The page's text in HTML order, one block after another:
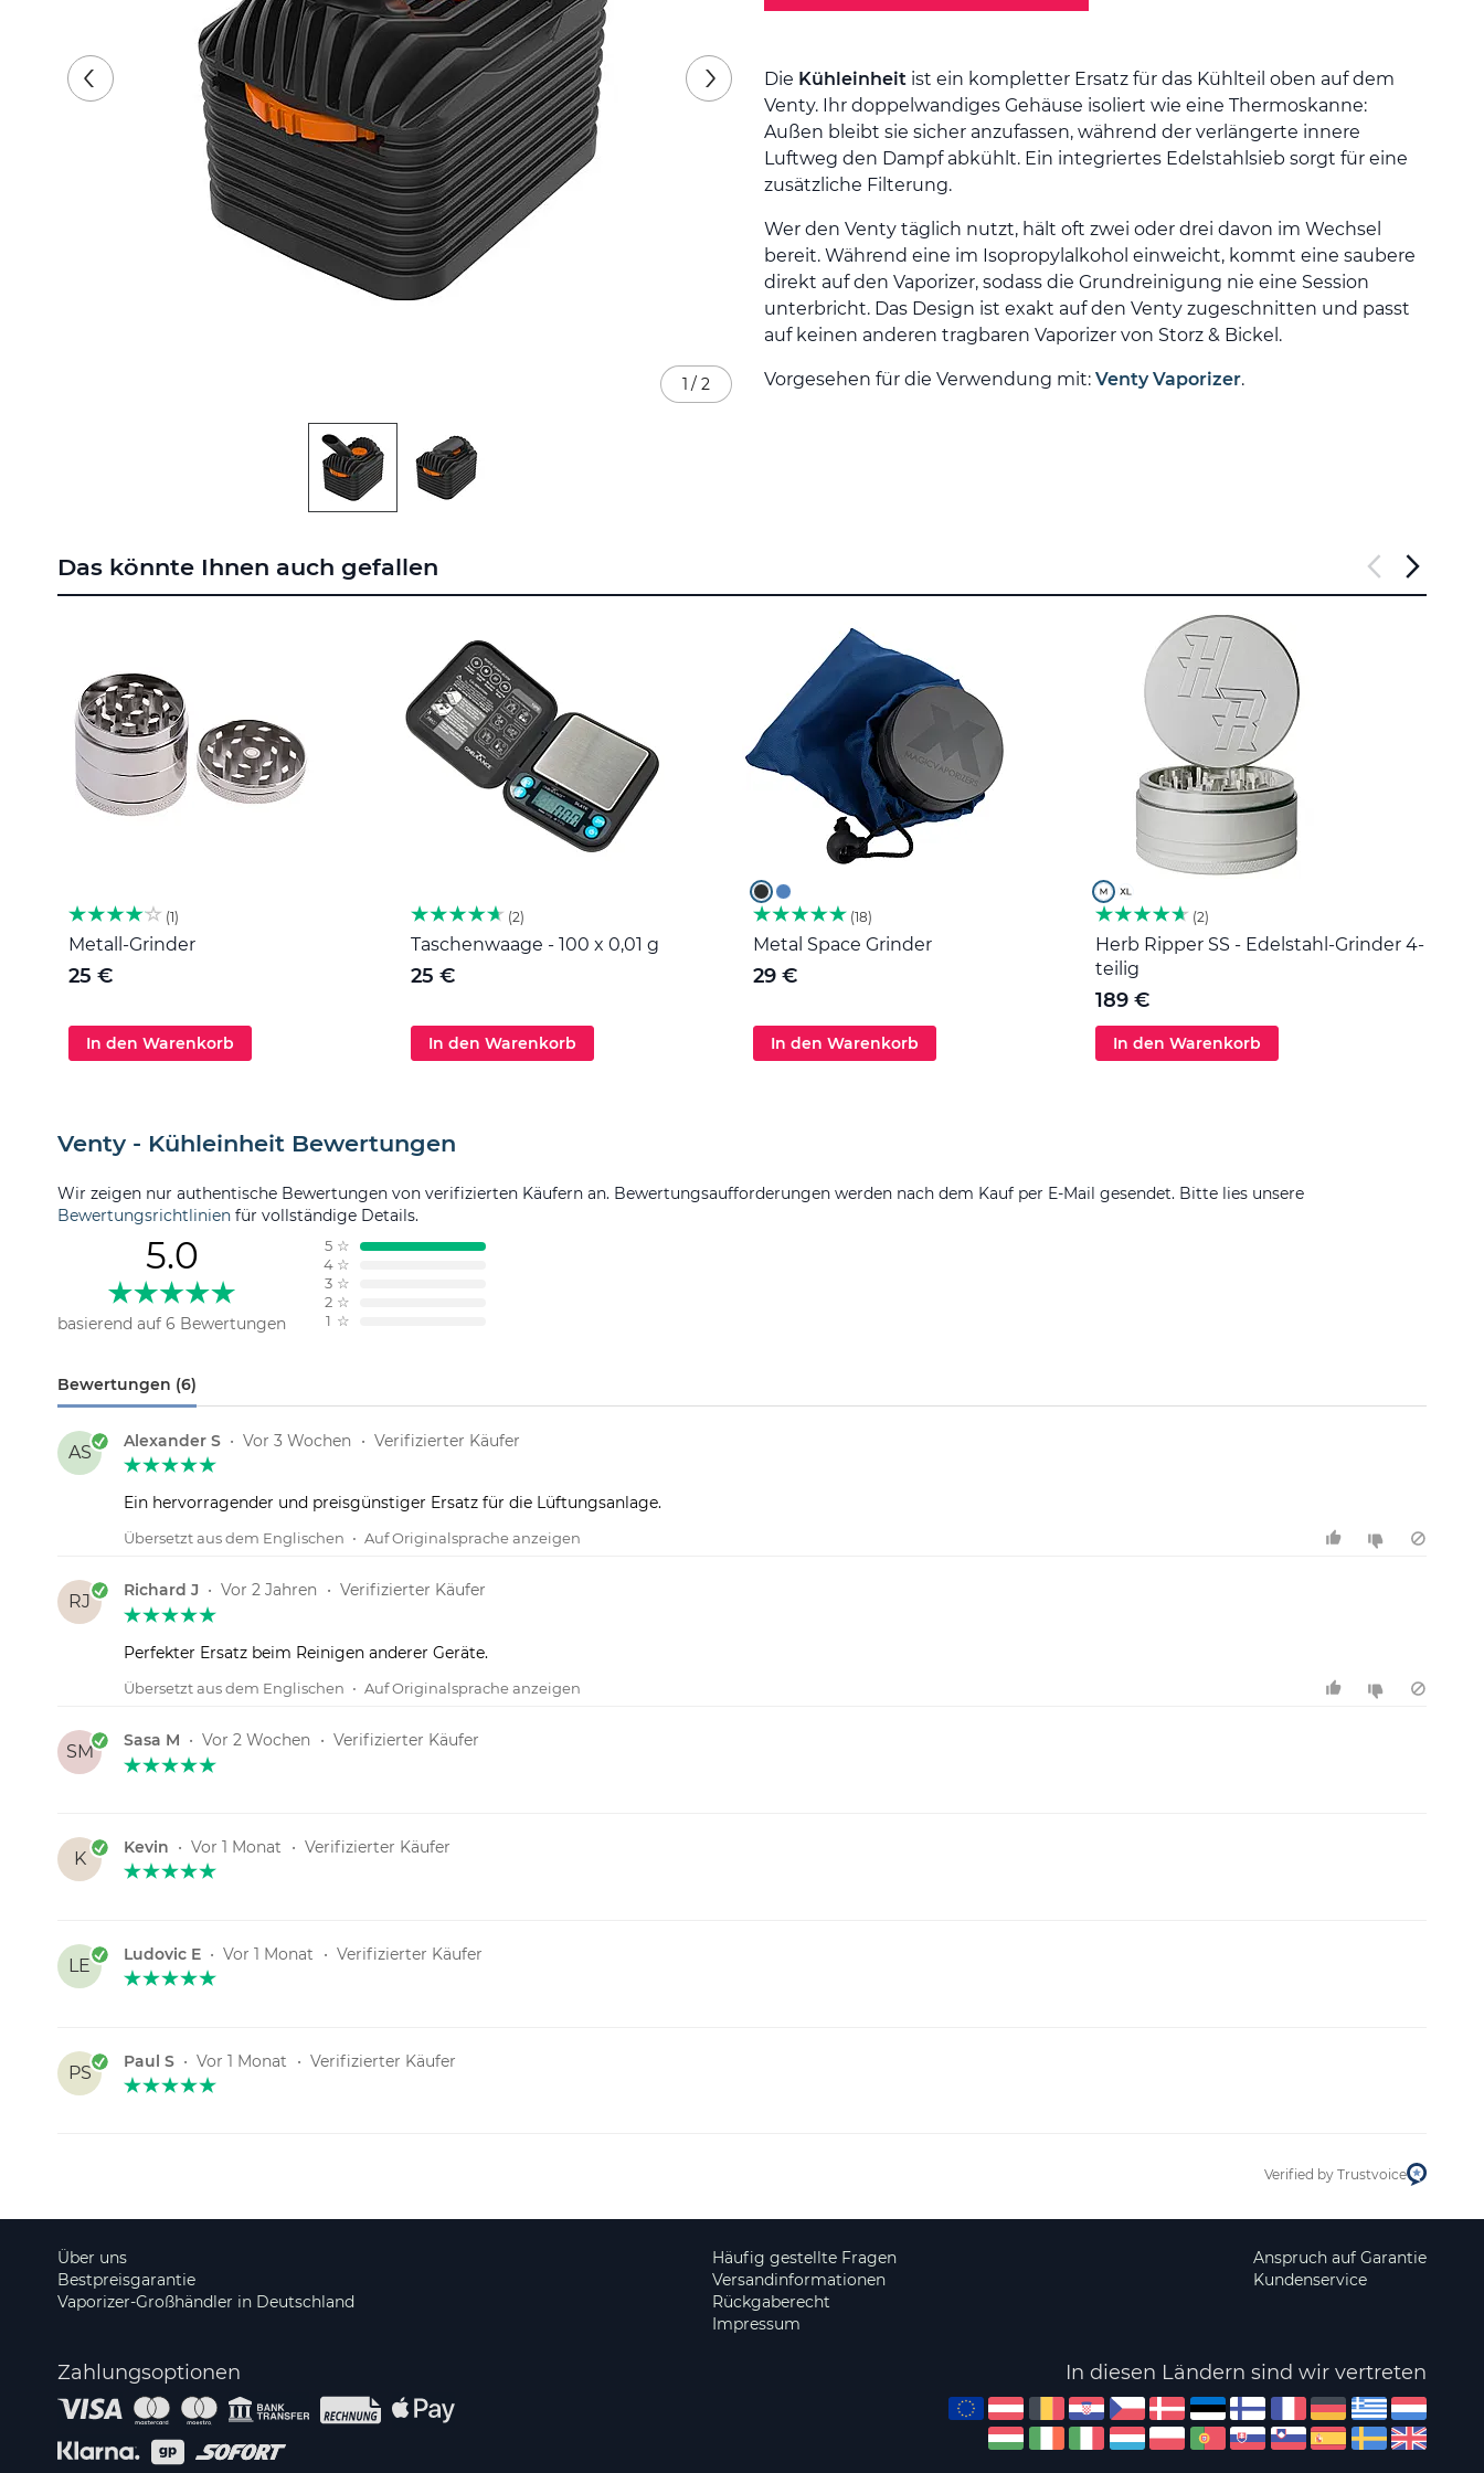
Die Kühleinheit ist ein kompletter Ersatz für das Kühlteil oben auf dem
Venty. Ihr doppelwandiges Gehäuse isoliert wie eine Thermoskanne:
Außen bleibt sie sicher anzufassen, während der verlängerte innere
Luftweg den Dampf abkühlt. Ein integriertes Edelstahlsieb sorgt für eine
zusätzliche Filterung.
Wer den Venty täglich nutzt, hält oft zwei oder drei davon im Wechsel
bereit. Während eine im Isopropylalkohol einweicht, kommt eine saubere
direkt auf den Vaporizer, sodass die Grundreinigung nie eine Session
unterbricht. Das Design ist exakt auf den Venty zugeschnitten und passt
auf keinen anderen tragbaren Vaporizer von Storz & Bickel.
Vorgesehen für die Verwendung mit: Venty Vaporizer.
1 / 2
der
Bildgalerie
Das könnte Ihnen auch gefallen
1
Metall-Grinder
25 €
In den Warenkorb
2
Taschenwaage - 100 x 0,01 g
25 €
In den Warenkorb
18
Metal Space Grinder
29 €
In den Warenkorb
2
Herb Ripper SS - Edelstahl-Grinder 4-
teilig
189 €
In den Warenkorb
Venty - Kühleinheit Bewertungen
Wir zeigen nur authentische Bewertungen von verifizierten Käufern an. Bewertungsaufforderungen werden nach dem Kauf per E-Mail gesendet. Bitte lies unsere
Bewertungsrichtlinien für vollständige Details.
5.0
basierend auf 6 Bewertungen
5 ☆
4 ☆
3 ☆
2 ☆
1 ☆
Bewertungen (6)
AS
Alexander S • Vor 3 Wochen • Verifizierter Käufer
Ein hervorragender und preisgünstiger Ersatz für die Lüftungsanlage.
Übersetzt aus dem Englischen • Auf Originalsprache anzeigen
RJ
Richard J • Vor 2 Jahren • Verifizierter Käufer
Perfekter Ersatz beim Reinigen anderer Geräte.
Übersetzt aus dem Englischen • Auf Originalsprache anzeigen
SM
Sasa M • Vor 2 Wochen • Verifizierter Käufer
K
Kevin • Vor 1 Monat • Verifizierter Käufer
LE
Ludovic E • Vor 1 Monat • Verifizierter Käufer
PS
Paul S • Vor 1 Monat • Verifizierter Käufer
Verified by Trustvoice
Über uns
Bestpreisgarantie
Vaporizer-Großhändler in Deutschland
Häufig gestellte Fragen
Versandinformationen
Rückgaberecht
Impressum
Anspruch auf Garantie
Kundenservice
Zahlungsoptionen In diesen Ländern sind wir vertreten